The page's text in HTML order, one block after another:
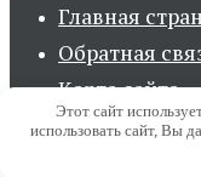
Главная
Обратная
Карта сайта
© 2026 Клуб советов
Этот сайт
использовать сайт, Вы